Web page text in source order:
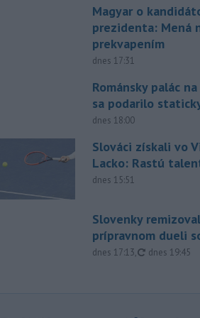
Magyar o
prezidenta: Mená
prekvapením
dnes 17:31
Románsky palác
sa podarilo
dnes 18:00
Slováci získali vo
Lacko: Rastú
dnes 15:51
Slovenky
prípravnom dueli
dnes 17:13, aktualizované
dnes 19:45